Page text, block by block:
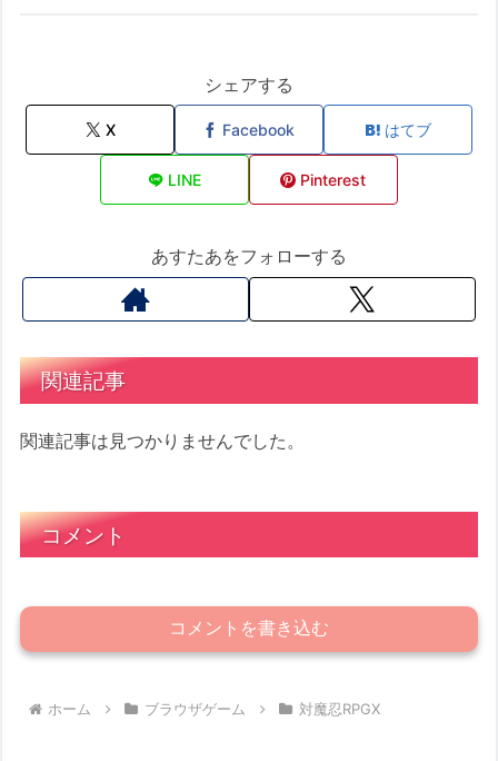
シェアする
X Facebook はてブ
LINE Pinterest
あすたあをフォローする
関連記事
関連記事は見つかりませんでした。
コメント
コメントを書き込む
ホーム ブラウザゲーム 対魔忍RPGX